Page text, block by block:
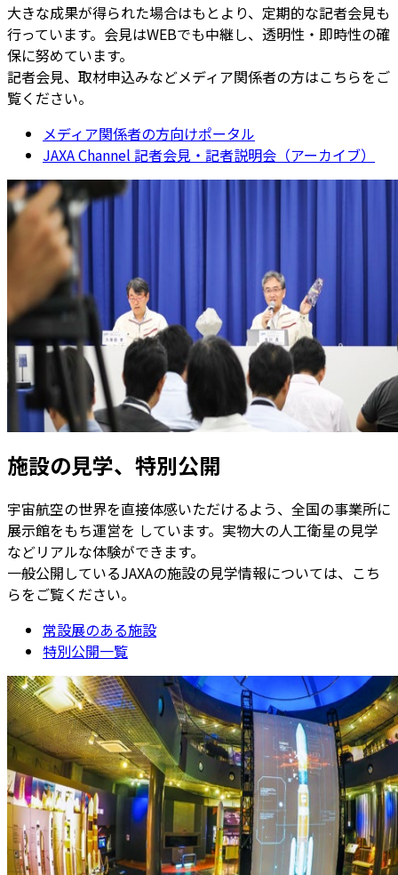
大きな成果が得られた場合はもとより、定期的な記者会見も
行っています。会見はWEBでも中継し、透明性・即時性の確
保に努めています。
記者会見、取材申込みなどメディア関係者の方はこちらをご
覧ください。
メディア関係者の方向けポータル
JAXA Channel 記者会見・記者説明会（アーカイブ）
施設の見学、特別公開
宇宙航空の世界を直接体感いただけるよう、全国の事業所に
展示館をもち運営を しています。実物大の人工衛星の見学
などリアルな体験ができます。
一般公開しているJAXAの施設の見学情報については、こち
らをご覧ください。
常設展のある施設
特別公開一覧